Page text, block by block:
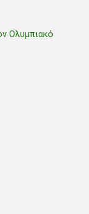
Ολυμπιακό